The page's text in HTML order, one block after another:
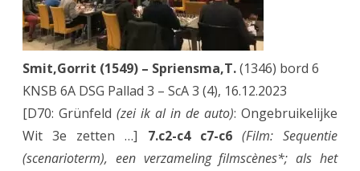
Smit,Gorrit (1549) – Spriensma,T.(1346) bord 6
KNSB 6A DSG Pallad 3 – ScA 3 (4), 16.12.2023
[D70: Grünfeld (zei ik al in de auto): Ongebruikelijke
Wit 3e zetten …] 7.c2-c4 c7-c6 (Film: Sequentie
(scenarioterm), een verzameling filmscènes*; als het